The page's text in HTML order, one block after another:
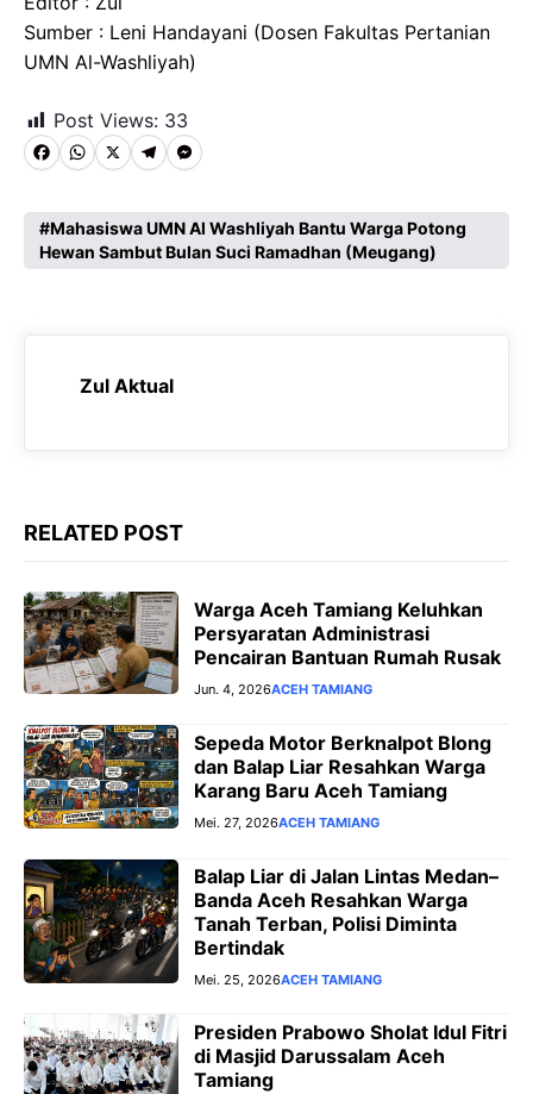
Sumber : Leni Handayani (Dosen Fakultas Pertanian
UMN Al-Washliyah)
Post Views: 33
F
c
e
o
W
a
t
A
p
X T
l
e
r
a
M
s
s
n
r
Mahasiswa UMN Al Washliyah Bantu Warga Potong
Hewan Sambut Bulan Suci Ramadhan (Meugang)
Zul Aktual
RELATED POST
Warga Aceh Tamiang Keluhkan
Persyaratan Administrasi
Pencairan Bantuan Rumah Rusak
Jun. 4, 2026ACEH TAMIANG
Sepeda Motor Berknalpot Blong
dan Balap Liar Resahkan Warga
Karang Baru Aceh Tamiang
Mei. 27, 2026ACEH TAMIANG
Balap Liar di Jalan Lintas Medan–
Banda Aceh Resahkan Warga
Tanah Terban, Polisi Diminta
Bertindak
Mei. 25, 2026ACEH TAMIANG
Presiden Prabowo Sholat Idul Fitri
di Masjid Darussalam Aceh
Tamiang